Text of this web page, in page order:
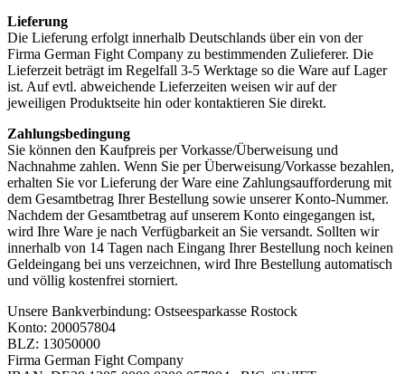
Lieferung
Die Lieferung erfolgt innerhalb Deutschlands über ein von der
Firma German Fight Company zu bestimmenden Zulieferer. Die
Lieferzeit beträgt im Regelfall 3-5 Werktage so die Ware auf Lager
ist. Auf evtl. abweichende Lieferzeiten weisen wir auf der
jeweiligen Produktseite hin oder kontaktieren Sie direkt.
Zahlungsbedingung
Sie können den Kaufpreis per Vorkasse/Überweisung und
Nachnahme zahlen. Wenn Sie per Überweisung/Vorkasse bezahlen,
erhalten Sie vor Lieferung der Ware eine Zahlungsaufforderung mit
dem Gesamtbetrag Ihrer Bestellung sowie unserer Konto-Nummer.
Nachdem der Gesamtbetrag auf unserem Konto eingegangen ist,
wird Ihre Ware je nach Verfügbarkeit an Sie versandt. Sollten wir
innerhalb von 14 Tagen nach Eingang Ihrer Bestellung noch keinen
Geldeingang bei uns verzeichnen, wird Ihre Bestellung automatisch
und völlig kostenfrei storniert.
Unsere Bankverbindung: Ostseesparkasse Rostock
Konto: 200057804
BLZ: 13050000
Firma German Fight Company